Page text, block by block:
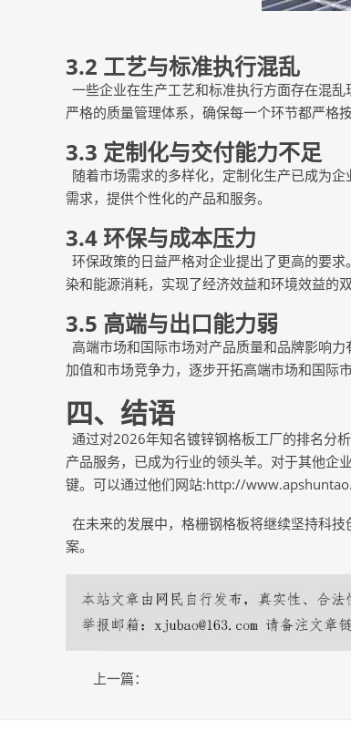
3.2 工艺与标准执行混乱
一些企业在生产工艺和标准执行方面存在混
严格的质量管理体系，确保每一个环节都严格
3.3 定制化与交付能力不足
随着市场需求的多样化，定制化生产已成为
需求，提供个性化的产品和服务。
3.4 环保与成本压力
环保政策的日益严格对企业提出了更高的要
染和能源消耗，实现了经济效益和环境效益的双
3.5 高端与出口能力弱
高端市场和国际市场对产品质量和品牌影响
加值和市场竞争力，逐步开拓高端市场和国际市
四、结语
通过对2026年知名镀锌钢格板工厂的排名分
产品服务，已成为行业的领头羊。对于其他企
键。可以通过他们网站:http://
在未来的发展中，格栅钢格板将继续坚持科
案。
上一篇：